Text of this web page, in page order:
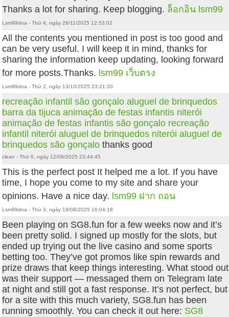
Thanks a lot for sharing. Keep blogging. ล็อกอิน lsm99
Lsm99dna - Thứ 4, ngày 26/11/2025 12:53:02
All the contents you mentioned in post is too good and
can be very useful. I will keep it in mind, thanks for
sharing the information keep updating, looking forward
for more posts.Thanks. lsm99 เว็บตรง
Lsm99dna - Thứ 2, ngày 13/10/2025 23:21:20
recreação infantil são gonçalo aluguel de brinquedos
barra da tijuca animação de festas infantis niterói
animação de festas infantis são gonçalo recreação
infantil niterói aluguel de brinquedos niterói aluguel de
brinquedos são gonçalo thanks good
clean - Thứ 6, ngày 12/09/2025 23:44:45
This is the perfect post It helped me a lot. If you have
time, I hope you come to my site and share your
opinions. Have a nice day. lsm99 ฝาก ถอน
Lsm99dna - Thứ 3, ngày 19/08/2025 16:04:18
Been playing on SG8.fun for a few weeks now and it’s
been pretty solid. I signed up mostly for the slots, but
ended up trying out the live casino and some sports
betting too. They’ve got promos like spin rewards and
prize draws that keep things interesting. What stood out
was their support — messaged them on Telegram late
at night and still got a fast response. It’s not perfect, but
for a site with this much variety, SG8.fun has been
running smoothly. You can check it out here: SG8